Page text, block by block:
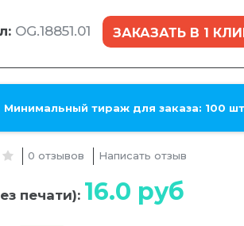
OG.18851.01 ЗАКАЗАТЬ В 1
Минимальный тираж для заказа: 100
0 отзывов Написать отзыв
печати): 16.0 руб